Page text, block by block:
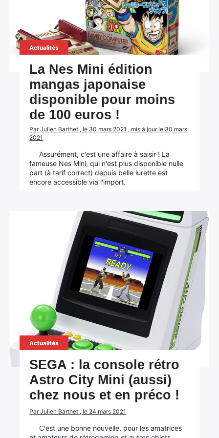
Actualités
La Nes Mini édition
mangas japonaise
disponible pour moins
de 100 euros !
Par Julien Barthet , le 30 mars 2021 , mis à jour le 30 mars
2021
Assurément, c'est une affaire à saisir ! La
fameuse Nes Mini, qui n'est plus disponible nulle
part (à tarif correct) depuis belle lurette est
encore accessible via l'import.
Actualités
SEGA : la console rétro
Astro City Mini (aussi)
chez nous et en préco !
Par Julien Barthet , le 24 mars 2021
C'est une bonne nouvelle, pour les amatrices